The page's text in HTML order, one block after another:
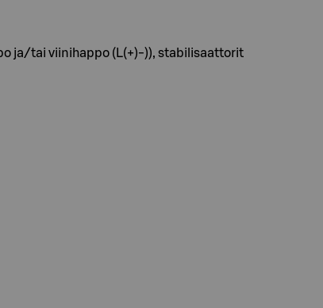
ja/tai viinihappo (L(+)-)), stabilisaattorit